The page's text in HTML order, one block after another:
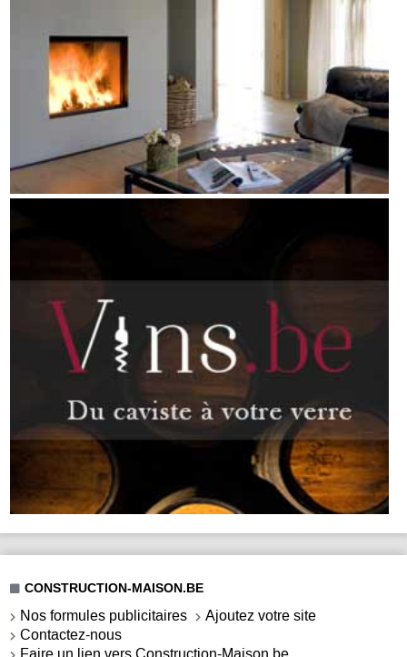
CONSTRUCTION-MAISON.BE
Nos formules publicitaires
Ajoutez votre site
Contactez-nous